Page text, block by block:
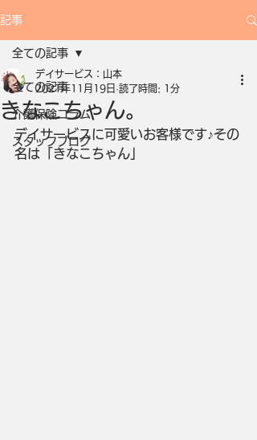
記事
全ての記事
介護保険コラム
スタッフブログ
全ての記事
きなこちゃん。
デイサービス：山本
2021年11月19日 読了時間: 1分
デイサービスに可愛いお客様です♪その
名は「きなこちゃん」